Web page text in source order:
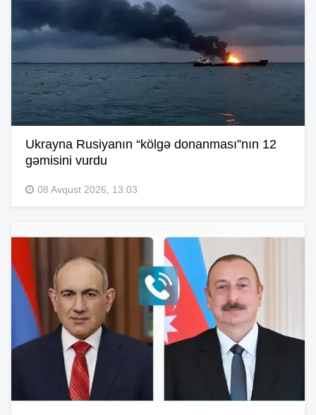
Ukrayna Rusiyanın “kölgə donanması”nın 12
gəmisini vurdu
08 Avqust 2026, 13:03